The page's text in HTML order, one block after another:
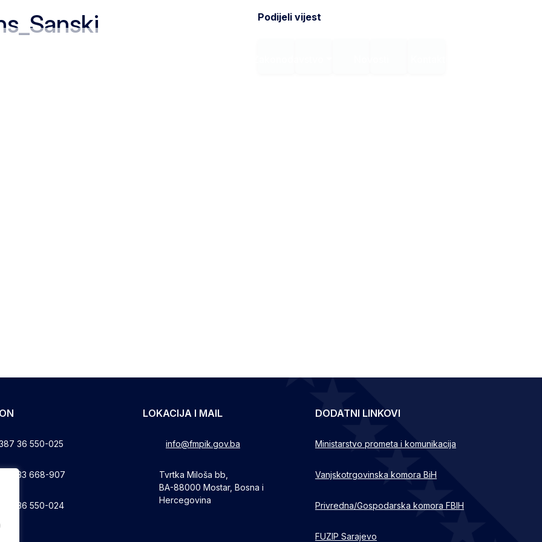
Podijeli vijest
36 550-025
33 668-907
36 550-024
LOKACIJA I MAIL
info@fmpik.gov.ba
Tvrtka Miloša bb,
BA-88000 Mostar, Bosna i
Hercegovina
DODATNI LINKOVI
Ministarstvo prometa i komunikacija
Vanjskotrgovinska komora BiH
Privredna/Gospodarska komora FBIH
FUZIP Sarajevo